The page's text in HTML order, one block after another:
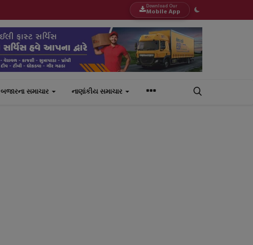
Download Our
Mobile App
બજારના સમાચાર નાણાંકીય સમાચાર